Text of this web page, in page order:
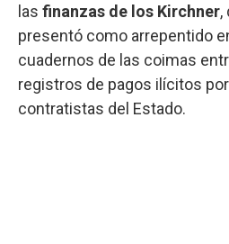
las finanzas de los Kirchner,
presentó como arrepentido
cuadernos de las coimas
registros de pagos ilícitos
contratistas del Estado.